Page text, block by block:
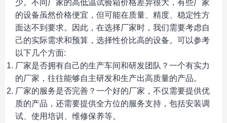
少。不同厂家的高低温试验箱价格差异很大，有些厂家
的设备虽然价格便宜，但可能在质量、精度、稳定性方
面达不到要求。因此，在选择厂家时，我们需要考虑自
己的实际需求和预算，选择性价比高的设备。可以参考
以下几个方面:
厂家是否拥有自己的生产车间和研发团队？一个有实力
的厂家，往往能够自主研发和生产出高质量的产品。
厂家的服务是否完善？一个好的厂家，不仅需要提供优
质的产品，还需要提供全方位的服务支持，包括安装调
试、使用培训、维修保养等。